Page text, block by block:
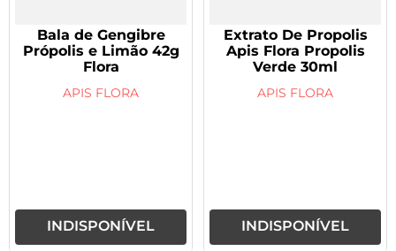
Bala de Gengibre
Própolis e Limão 42g
Flora
APIS FLORA
INDISPONÍVEL
Extrato De Propolis
Apis Flora Propolis
Verde 30ml
APIS FLORA
INDISPONÍVEL